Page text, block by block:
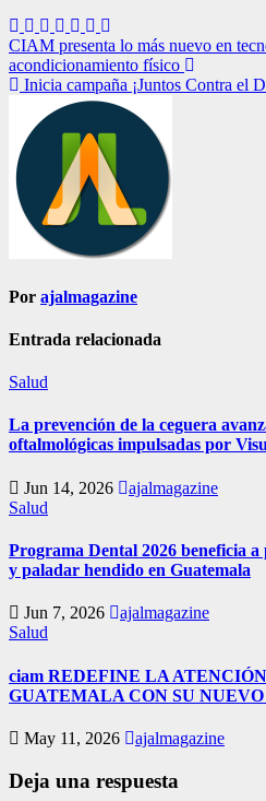
Navegación
de
entradas
CIAM presenta lo más nuevo en
acondicionamiento físico
Inicia campaña ¡Juntos Contra el
Por ajalmagazine
Entrada relacionada
Salud
La prevención de la ceguera
oftalmológicas impulsadas por
Jun 14, 2026
ajalmagazine
Salud
Programa Dental 2026 beneficia
y paladar hendido en Guatemala
Jun 7, 2026
ajalmagazine
Salud
ciam REDEFINE LA
GUATEMALA CON SU
May 11, 2026 ajalmagazine
Deja una respuesta